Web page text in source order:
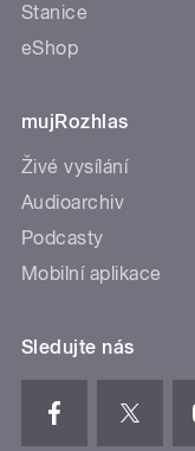
Stanice
eShop
mujRozhlas
Živé vysílání
Audioarchiv
Podcasty
Mobilní aplikace
Sledujte nás